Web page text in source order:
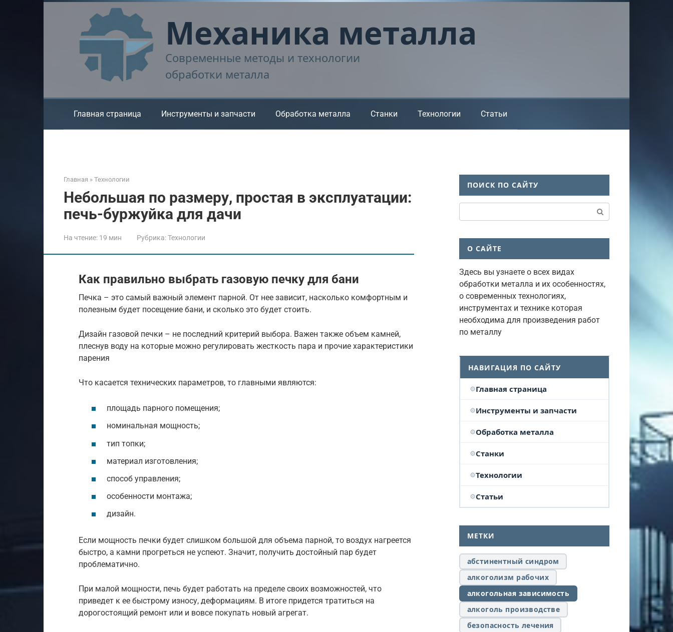
Механика металла
Современные методы и технологии
обработки металла
Главная страница Инструменты и запчасти Обработка металла Станки Технологии Статьи
Главная » Технологии
Небольшая по размеру, простая в эксплуатации:
печь-буржуйка для дачи
На чтение: 19 мин Рубрика:Технологии
Как правильно выбрать газовую печку для бани
Печка – это самый важный элемент парной. От нее зависит, насколько комфортным и
полезным будет посещение бани, и сколько это будет стоить.
Дизайн газовой печки – не последний критерий выбора. Важен также объем камней,
плеснув воду на которые можно регулировать жесткость пара и прочие характеристики
парения
Что касается технических параметров, то главными являются:
площадь парного помещения;
номинальная мощность;
тип топки;
материал изготовления;
способ управления;
особенности монтажа;
дизайн.
Если мощность печки будет слишком большой для объема парной, то воздух нагреется
быстро, а камни прогреться не успеют. Значит, получить достойный пар будет
проблематично.
При малой мощности, печь будет работать на пределе своих возможностей, что
приведет к ее быстрому износу, деформациям. В итоге придется тратиться на
дорогостоящий ремонт или и вовсе покупать новый агрегат.
ПОИСК ПО САЙТУ
О САЙТЕ
Здесь вы узнаете о всех видах
обработки металла и их особенностях,
о современных технологиях,
инструментах и технике которая
необходима для произведения работ
по металлу
НАВИГАЦИЯ ПО САЙТУ
Главная страница
Инструменты и запчасти
Обработка металла
Станки
Технологии
Статьи
МЕТКИ
абстинентный синдром
алкоголизм рабочих
алкогольная зависимость
алкоголь производстве
безопасность лечения